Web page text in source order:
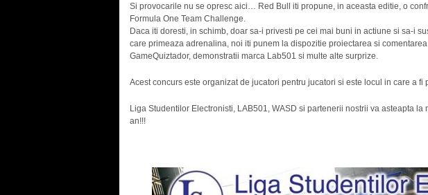
Si provocarile nu se opresc aici… Red Bull iti propune, in aceasta editie, o
Formula One Team Challenge.
Daca iti doresti, in schimb, doar sa-i privesti pe cei mai buni in actiune si sa-i
care primeaza adrenalina, noi iti punem la dispozitie proiectarea si
GameQuiztador, demonstratii marca Lab501 si multe alte surprize.
Acest concurs este organizat de jucatori pentru jucatori si este locul in care a fi
Liga Studentilor Electronisti, LAB501, WASD si partenerii nostrii va asteapta la
an!!!